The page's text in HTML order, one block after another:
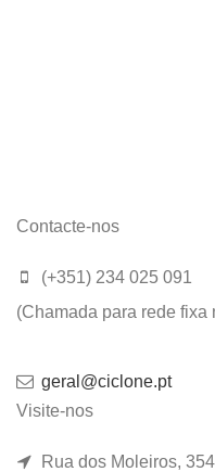
Contacte-nos
(+351) 234 025 091
(Chamada para rede fixa
geral@ciclone.pt
Visite-nos
Rua dos Moleiros,